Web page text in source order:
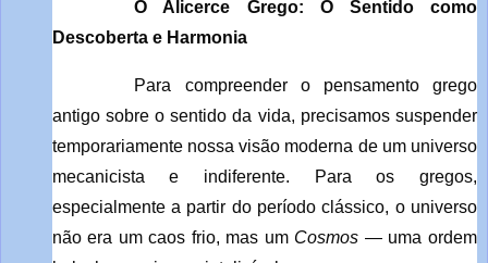
O Alicerce Grego: O Sentido como
Descoberta e Harmonia
Para compreender o pensamento grego
antigo sobre o sentido da vida, precisamos suspender
temporariamente nossa visão moderna de um universo
mecanicista e indiferente. Para os gregos,
especialmente a partir do período clássico, o universo
não era um caos frio, mas um Cosmos — uma ordem